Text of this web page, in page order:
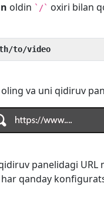
oldin `/` oxiri bilan
to/video
va uni qidiruv
panelidagi
qanday